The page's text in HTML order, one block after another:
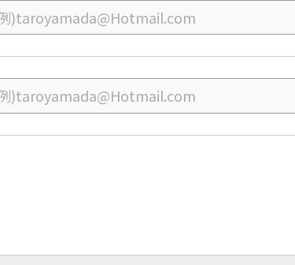
For foreigners